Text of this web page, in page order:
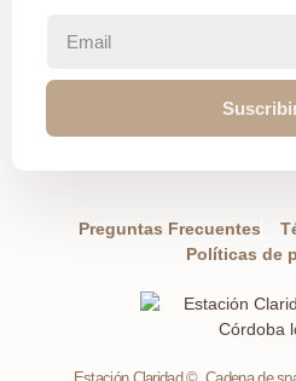
Preguntas Frecuentes
Políticas de